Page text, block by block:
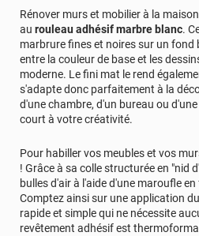
Rénover murs et mobilier à la
au rouleau adhésif marbre blanc.
marbrure fines et noires sur un
entre la couleur de base et les
moderne. Le fini mat le rend
s'adapte donc parfaitement à la
d'une chambre, d'un bureau ou
court à votre créativité.
Pour habiller vos meubles et vos
! Grâce à sa colle structurée en "nid
bulles d'air à l'aide d'une maroufle
Comptez ainsi sur une application
rapide et simple qui ne nécessite
revêtement adhésif est